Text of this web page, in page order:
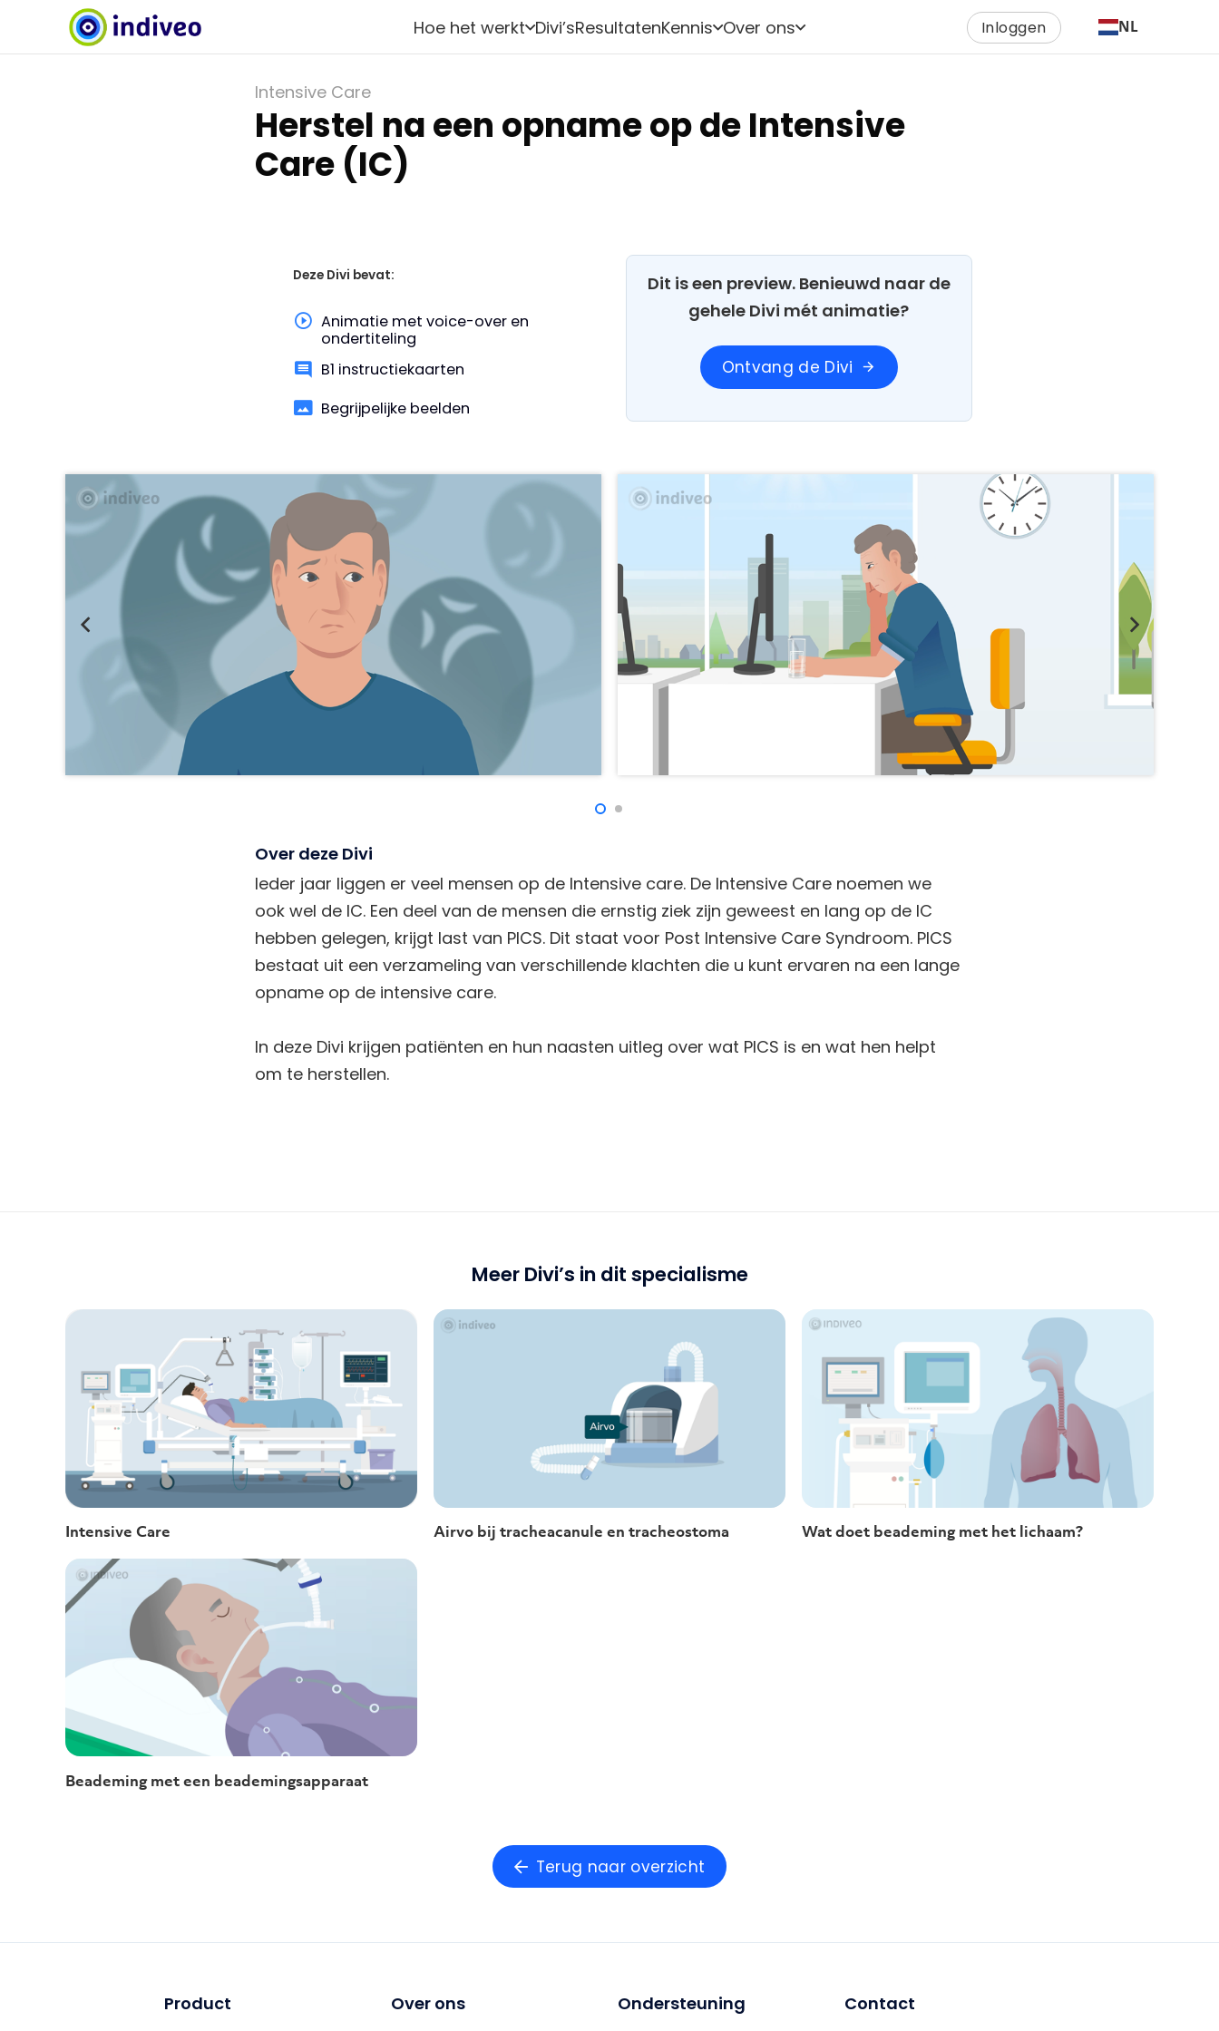
Hoe het werkt Divi’sResultatenKennis Over ons Inloggen NL
Intensive Care
Herstel na een opname op de Intensive
Care (IC)
Deze Divi bevat:
Animatie met voice-over en
ondertiteling
B1 instructiekaarten
Begrijpelijke beelden
Dit is een preview. Benieuwd naar de
gehele Divi mét animatie?
Ontvang de Divi arrow_forward
Over deze Divi
Ieder jaar liggen er veel mensen op de Intensive care. De Intensive Care noemen we
ook wel de IC. Een deel van de mensen die ernstig ziek zijn geweest en lang op de IC
hebben gelegen, krijgt last van PICS. Dit staat voor Post Intensive Care Syndroom. PICS
bestaat uit een verzameling van verschillende klachten die u kunt ervaren na een lange
opname op de intensive care.
In deze Divi krijgen patiënten en hun naasten uitleg over wat PICS is en wat hen helpt
om te herstellen.
Meer Divi’s in dit specialisme
Intensive Care Airvo bij tracheacanule en tracheostoma Wat doet beademing met het lichaam?
Beademing met een beademingsapparaat
Terug naar overzicht
Product Over ons Ondersteuning Contact